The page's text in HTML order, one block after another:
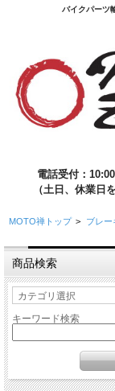
バイクパーツ
電話受付：
（土日、休業日
MOTO禅トップ > ブレー
商品検索
キーワード検索